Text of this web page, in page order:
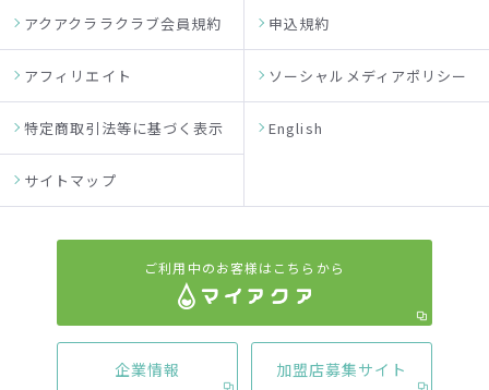
アクアクララクラブ会員規約 申込規約
アフィリエイト ソーシャルメディアポリシー
特定商取引法等に基づく表示 English
サイトマップ
ご利用中のお客様はこちらから
企業情報 加盟店募集サイト